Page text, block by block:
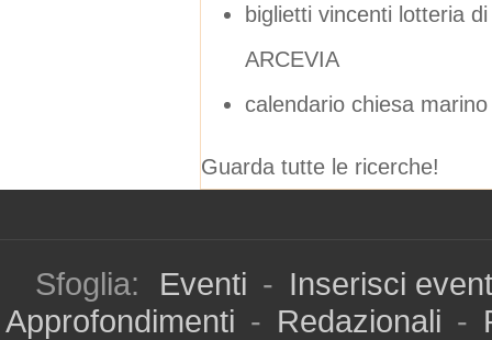
biglietti vincenti lotteria
ARCEVIA
calendario chiesa
Guarda tutte le ricerche!
Sfoglia: Eventi - Inserisci
Approfondimenti - Redazionali -